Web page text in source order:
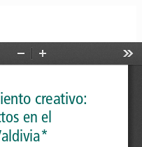
materialidades y afectos